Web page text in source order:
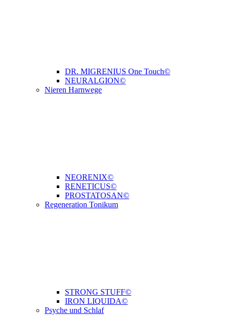
DR. MIGRENIUS One Touch©
NEURALGION©
Nieren Harnwege
NEORENIX©
RENETICUS©
PROSTATOSAN©
Regeneration Tonikum
STRONG STUFF©
IRON LIQUIDA©
Psyche und Schlaf